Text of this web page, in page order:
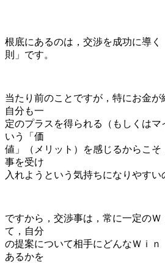
根底にあるのは，交渉を成功に導
則」です。
当たり前のことですが，特にお金が
自分も一
定のプラスを得られる（もしくはマ
いう「価
値」（メリット）を感じるからこ
事を受け
入れようという気持ちになりやすい
ですから，交渉事は，常に一定のＷ
て，自分
の提案について相手にどんなＷｉ
あるかを